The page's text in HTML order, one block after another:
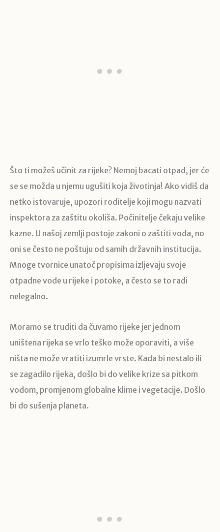
Što ti možeš učinit za rijeke? Nemoj bacati otpad, jer će
se se možda u njemu ugušiti koja životinja! Ako vidiš da
netko istovaruje, upozori roditelje koji mogu nazvati
inspektora za zaštitu okoliša. Počinitelje čekaju velike
kazne. U našoj zemlji postoje zakoni o zaštiti voda, no
oni se često ne poštuju od samih državnih institucija.
Mnoge tvornice unatoč propisima izljevaju svoje
otpadne vode u rijeke i potoke, a često se to radi
nelegalno.
Moramo se truditi da čuvamo rijeke jer jednom
uništena rijeka se vrlo teško može oporaviti, a više
ništa ne može vratiti izumrle vrste. Kada bi nestalo ili
se zagadilo rijeka, došlo bi do velike krize sa pitkom
vodom, promjenom globalne klime i vegetacije. Došlo
bi do sušenja planeta.